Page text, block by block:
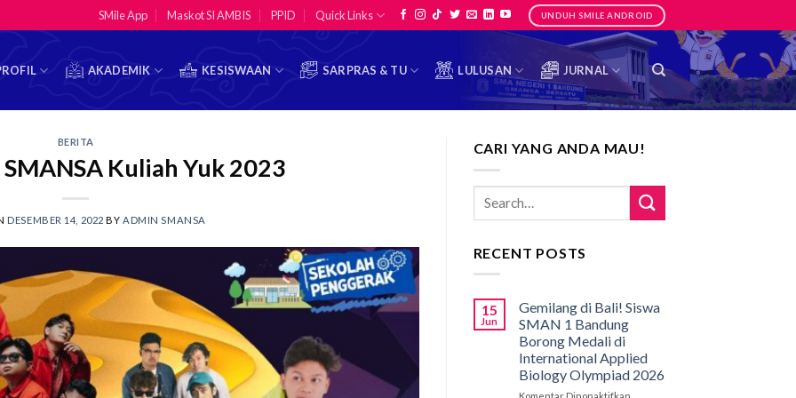
SMile App Maskot SI AMBIS PPID Quick Links UNDUH SMILE ANDROID
AKADEMIK KESISWAAN SARPRAS & TU LULUSAN JURNAL
BERITA
Kuliah Yuk 2023
DESEMBER 14, 2022 BY ADMIN SMANSA
CARI YANG ANDA MAU!
RECENT POSTS
15
Jun
Gemilang di Bali! Siswa
SMAN 1 Bandung
Borong Medali di
International Applied
Biology Olympiad 2026